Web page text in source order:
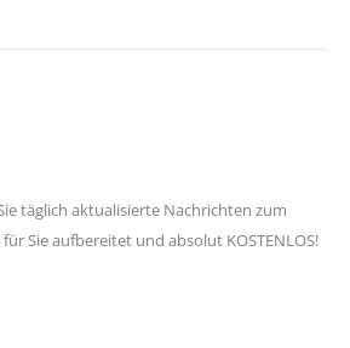
täglich aktualisierte Nachrichten zum
Sie aufbereitet und absolut KOSTENLOS!